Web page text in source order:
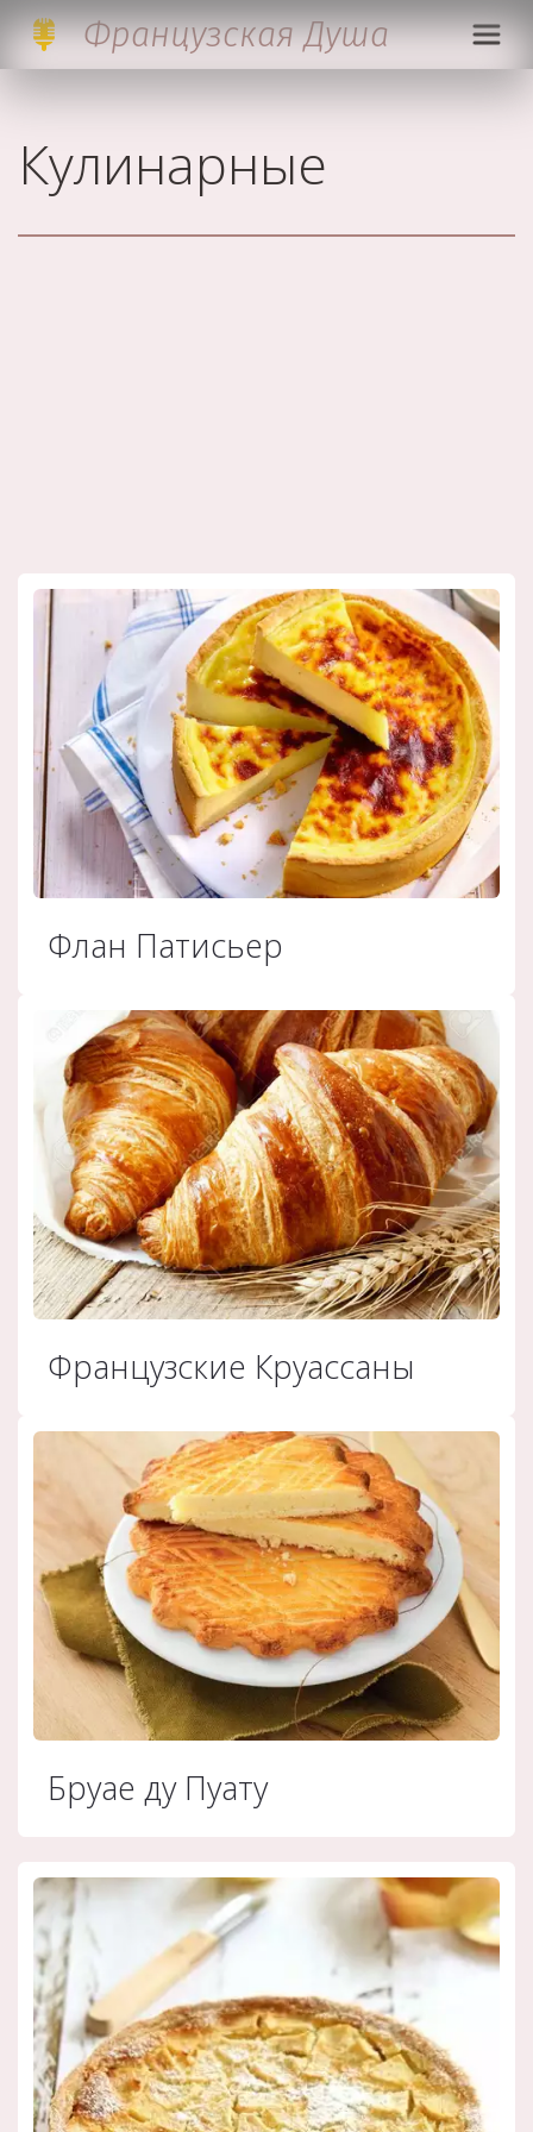
Французская Душа
Кулинарные
Флан Патисьер
Французские Круассаны
Бруае ду Пуату